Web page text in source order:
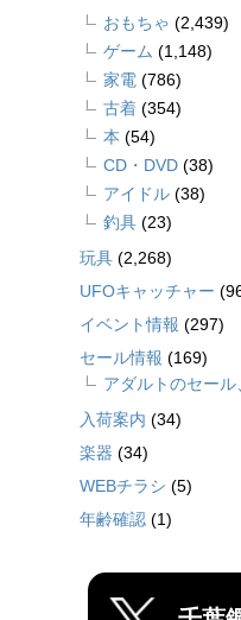
おもちゃ (2,439)
ゲーム (1,148)
家電 (786)
古着 (354)
本 (54)
CD・DVD (38)
アイドル (38)
釣具 (23)
玩具 (2,268)
UFOキャッチャー
イベント情報 (297)
セール情報 (169)
アダルトのセー
入荷案内 (34)
楽器 (34)
WEBチラシ (5)
年齢確認 (1)